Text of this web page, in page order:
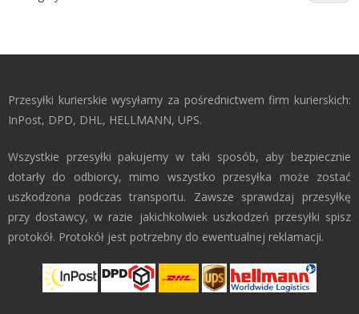
Przesyłki kurierskie wysyłamy za pośrednictwem firm kurierskich:
InPost, DPD, DHL, HELLMANN, UPS.
Wszystkie przesyłki pakujemy w taki sposób, aby bezpiecznie
dotarły do odbiorcy, mimo wszystko przesyłka może zostać
uszkodzona podczas transportu. Zawsze sprawdzaj przesyłkę
przy dostawcy, w razie jakichkolwiek uszkodzeń przesyłki spisz
protokół. Protokół jest potrzebny do ewentualnej reklamacji.